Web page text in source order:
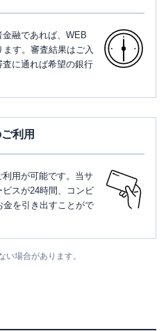
融であれば、WEB
す。審査結果はご入
に通れば希望の銀行
利用
用が可能です。当サ
スが24時間、コンビ
金を引き出すことがで
い場合があります。